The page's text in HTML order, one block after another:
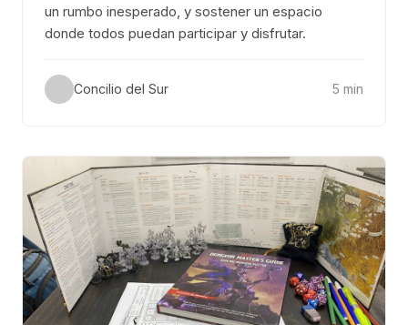
un rumbo inesperado, y sostener un espacio
donde todos puedan participar y disfrutar.
Concilio del Sur 5 min